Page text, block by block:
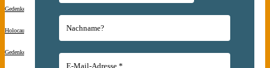
Gedenken
Holocaust-
Gedenken